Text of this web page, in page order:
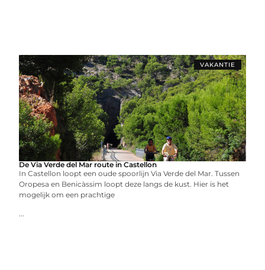
VAKANTIE
De Via Verde del Mar route in Castellon
In Castellon loopt een oude spoorlijn Via Verde del Mar. Tussen
Oropesa en Benicàssim loopt deze langs de kust. Hier is het
mogelijk om een prachtige
...